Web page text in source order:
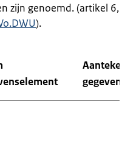
zijn genoemd. (artikel 6,
).